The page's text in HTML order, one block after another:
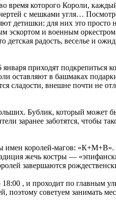
которого Короли,
с мешками угля…
детишки: для них это
и военным
радость, веселье и
приходят
оставляют в башмаках
сладости, внешне почти не
Бублик, который может
заранее заботятся, чтобы
королей-магов:
жечь костры —
завершаются
, и проходит по главным
советуем занимать